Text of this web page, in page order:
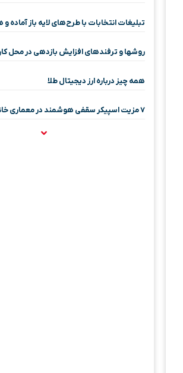
تبلیغات انتخابات با طرح‌های لایه باز آماده
روشها و ترفندهای افزایش بازدهی در محل
همه چیز درباره ارز دیجیتال طلا
۷ مزیت اسپیکر سقفی هوشمند در معماری خانه‌ های مدرن